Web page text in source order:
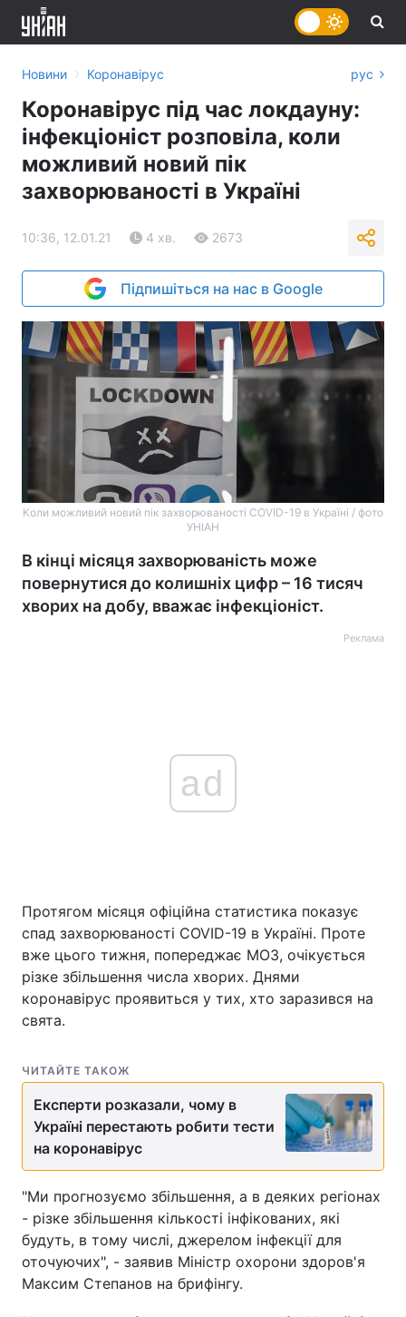
Україна Політика
Економіка Світ
Спорт Наука
Здоров'я Туризм
Цікавинки Погода
Екологія Регіони
Лонгріди
Новини › Коронавірус рус
Коронавірус під час локдауну:
інфекціоніст розповіла, коли
можливий новий пік
захворюваності в Україні
10:36, 12.01.21 4 хв. 2673
Підпишіться на нас в Google
Коли можливий новий пік захворюваності COVID-19 в Україні / фото
УНІАН
В кінці місяця захворюваність може
повернутися до колишніх цифр – 16 тисяч
хворих на добу, вважає інфекціоніст.
Реклама
ad
Протягом місяця офіційна статистика показує
спад захворюваності COVID-19 в Україні. Проте
вже цього тижня, попереджає МОЗ, очікується
різке збільшення числа хворих. Днями
коронавірус проявиться у тих, хто заразився на
свята.
ЧИТАЙТЕ ТАКОЖ
Експерти розказали, чому в
Україні перестають робити тести
на коронавірус
"Ми прогнозуємо збільшення, а в деяких регіонах
- різке збільшення кількості інфікованих, які
будуть, в тому числі, джерелом інфекції для
оточуючих", - заявив Міністр охорони здоров'я
Максим Степанов на брифінгу.